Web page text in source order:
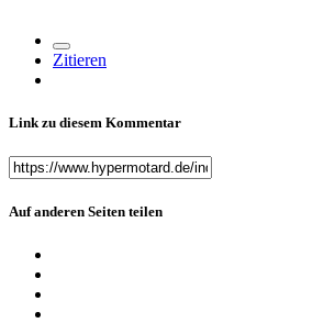
Zitieren
Link zu diesem Kommentar
Auf anderen Seiten teilen